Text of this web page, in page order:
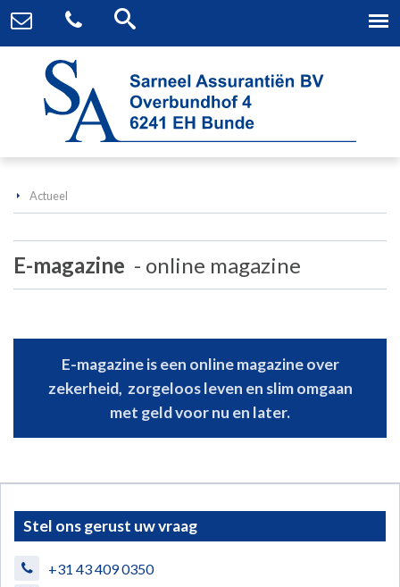
Actueel
E-magazine online magazine
E-magazine is een online magazine over
zekerheid, zorgeloos leven en slim omgaan
met geld voor nu en later.
Stel ons gerust uw vraag
+31 43 409 0350